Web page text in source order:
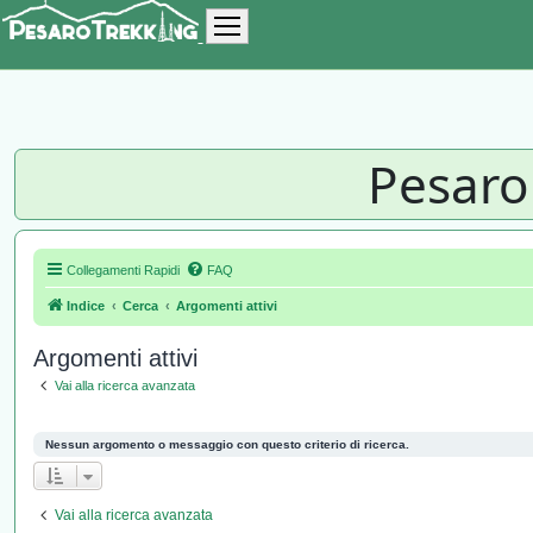
Collegamenti Rapidi FAQ
Indice Cerca Argomenti attivi
Argomenti attivi
Vai alla ricerca avanzata
Nessun argomento o messaggio con questo criterio di ricerca.
Vai alla ricerca avanzata